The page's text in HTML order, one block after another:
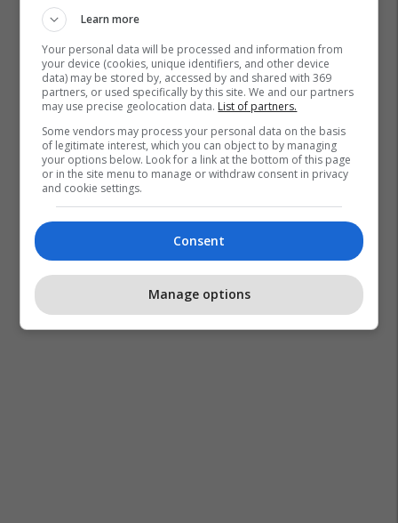
Learn more
Your personal data will be processed and information from
your device (cookies, unique identifiers, and other device
data) may be stored by, accessed by and shared with 369
partners, or used specifically by this site. We and our partners
may use precise geolocation data. List of partners.
Some vendors may process your personal data on the basis
of legitimate interest, which you can object to by managing
your options below. Look for a link at the bottom of this page
or in the site menu to manage or withdraw consent in privacy
and cookie settings.
Consent
Manage options